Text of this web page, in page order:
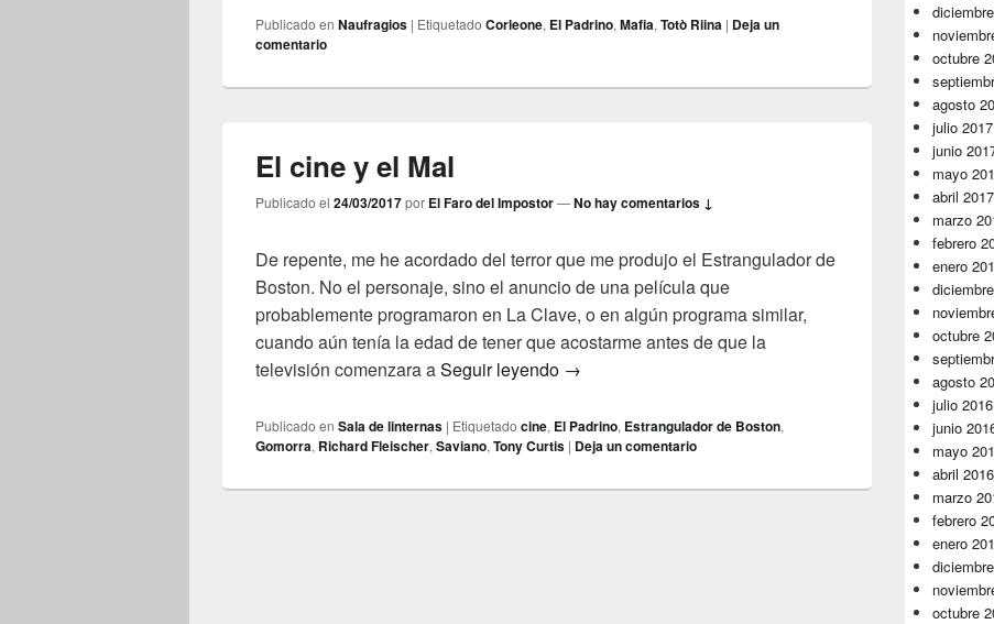
Publicado en Naufragios | Etiquetado Corleone, El Padrino, Mafia, Totò Riina | Deja un
comentario
El cine y el Mal
Publicado el 24/03/2017por El Faro del Impostor—No hay comentarios ↓
De repente, me he acordado del terror que me produjo el Estrangulador de
Boston. No el personaje, sino el anuncio de una película que
probablemente programaron en La Clave, o en algún programa similar,
cuando aún tenía la edad de tener que acostarme antes de que la
televisión comenzara aSeguir leyendo El cine y el Mal
→
Publicado en Sala de linternas | Etiquetado cine, El Padrino, Estrangulador de Boston,
Gomorra, Richard Fleischer, Saviano, Tony Curtis | Deja un comentario
octubre
agosto
julio 2017
junio
mayo
abril 2017
marzo
febrero
enero
octubre
agosto
julio 2016
junio
mayo
abril 2016
marzo
febrero
enero
octubre